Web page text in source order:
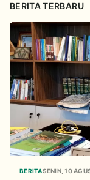
BERITA TERBARU
BERITASENIN, 10